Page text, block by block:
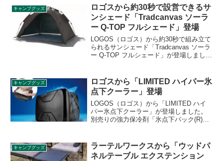
を調理することができます。詳細をレビ
ューします。
キャンプグッズ
ロゴスから約30秒で設営できるサ
ンシェード「Tradcanvas ソーラ
ー Q-TOP フルシェード」登場
LOGOS（ロゴス）から約30秒で組み立て
られるサンシェード「Tradcanvas ソーラ
ー Q-TOP フルシェード」が登場しまし
細をレビューします。
キャンプグッズ
ロゴスから「LIMITED ハイパー氷
点下クーラー」登場
LOGOS（ロゴス）から「LIMITED ハイ
パー氷点下クーラー」が登場しました。
別売りの強力保冷剤「氷点下パック(R)」
アイスクリームや冷凍食品の保存もでき
ます。詳細をレビューします。
キャンプグッズ
ラーテルワークスから「ウッドパ
ネルテーブル エクステンション